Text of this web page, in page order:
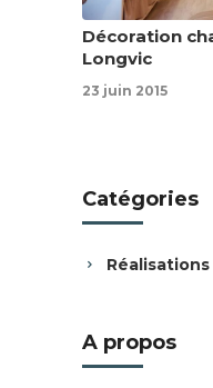
Décoration
Longvic
23 juin 2015
Catégories
Réalisations
A propos